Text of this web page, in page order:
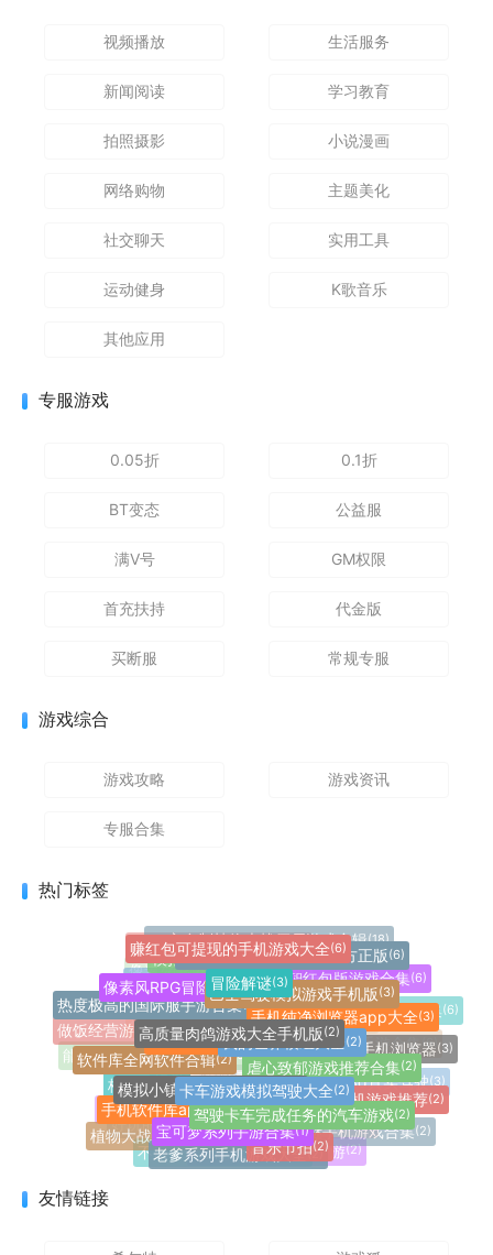
视频播放 生活服务
新闻阅读 学习教育
拍照摄影 小说漫画
网络购物 主题美化
社交聊天 实用工具
运动健身 K歌音乐
其他应用
专服游戏
0.05折 0.1折
BT变态 公益服
满V号 GM权限
首充扶持 代金版
买断服 常规专服
游戏综合
游戏攻略 游戏资讯
专服合集
热门标签
植物大战僵尸所有改版手游(27)
像素火影单机游戏合集(21)
玩家自制火影忍者手游(20)
up主自制植物大战僵尸游戏合辑(18)
pvz玩家自制魔改版大全(18)
益智休闲(16)
像素风格手机游戏推荐大全(11)
像素火影优质改版合集(10)
角色扮演(8)
策略塔防(7)
模拟经营(7)
赚红包可提现的手机游戏大全(6)
赚钱小游戏100%有效官方正版(6)
休闲益智红包版游戏合集(6)
可提现到微信的赚钱游戏合集(6)
真正能提现的红包手游合集(6)
卡牌对战(6)
实用工具(6)
传奇手游(5)
能自由改装车的竞速游戏(5)
做饭经营游戏推荐大全(5)
热度极高的国际服手游合集(4)
像素风RPG冒险游戏合集(3)
冒险解谜(3)
巴士驾驶模拟游戏手机版(3)
手机纯净浏览器app大全(3)
不限制访问的手机浏览器(3)
手机赛车游戏3d真实驾驶(3)
猫咪题材的手机游戏大全(3)
画风可爱的好玩不腻的小游戏(3)
好玩的烹饪美食小游戏大全(3)
我的世界游戏合集(2)
格斗竞技(2)
软件库全网软件合辑(2)
问剑长生(2)
高质量肉鸽游戏大全手机版(2)
我的世界模组大全(2)
虐心致郁游戏推荐合集(2)
高质量的解谜手机游戏推荐(2)
免费的悬疑解谜手机游戏合集(2)
沉浸式的冒险解谜手游(2)
不用登录就能玩的游戏(2)
植物大战僵尸抽卡版合集(2)
手机软件库app大全(2)
模拟小镇生活的手机游戏(2)
卡车游戏模拟驾驶大全(2)
驾驶卡车完成任务的汽车游戏 (2)
音乐节拍(2)
老爹系列手机游戏大全(2)
宝可梦系列手游合集(1)
友情链接